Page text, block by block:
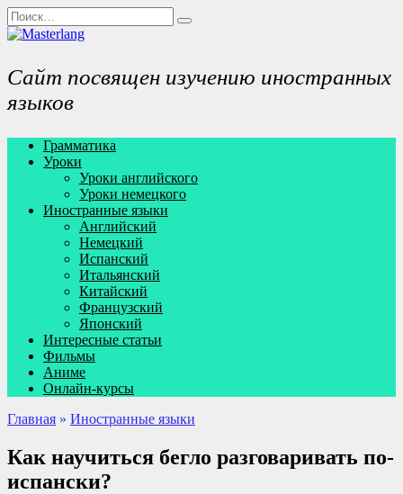
Перейти
к
содержанию
Search
for:
Сайт посвящен изучению иностранных
языков
Грамматика
Уроки
Уроки английского
Уроки немецкого
Иностранные языки
Английский
Немецкий
Испанский
Итальянский
Китайский
Французский
Японский
Интересные статьи
Фильмы
Аниме
Онлайн-курсы
Главная » Иностранные языки
Как научиться бегло разговаривать по-
испански?